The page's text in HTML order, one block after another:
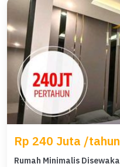
Rp 240 Juta /tahun